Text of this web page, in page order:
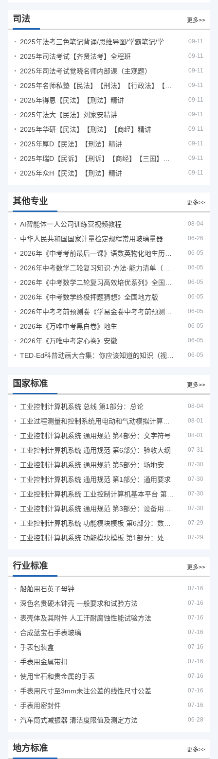
司法 更多>>
09-11
2025年司法考试【齐贤法考】全程班 09-11
2025年司法考试觉晓名师内部课（主观题） 09-11
09-11
2025年得恩【民法】【刑法】精讲 09-11
2025年法大【民法】刘家安精讲 09-11
2025年华研【民法】【刑法】【商经】精讲 09-11
2025年厚D【民法】【刑法】精讲 09-11
09-11
2025年众H【民法】【刑法】精讲 09-11
其他专业 更多>>
AI智能体一人公司训练营视频教程 08-04
中华人民共和国国家计量检定规程常用玻璃量器 06-26
06-05
06-05
06-05
2026年《中考数学终极押题猜想》全国地方版 06-05
06-05
2026年《万唯中考黑白卷》地生 06-05
2026年《万唯中考定心卷》安徽 06-05
06-05
国家标准 更多>>
工业控制计算机系统 总线 第1部分：总论 08-04
08-01
工业控制计算机系统 通用规范 第4部分：文字符号 08-01
工业控制计算机系统 通用规范 第6部分：验收大纲 07-31
07-30
工业控制计算机系统 通用规范 第1部分：通用要求 07-30
07-30
07-30
07-29
07-29
行业标准 更多>>
船舶用石英子母钟 07-16
深色名贵硬木钟壳 一般要求和试验方法 07-16
表壳体及其附件 人工汗耐腐蚀性能试验方法 07-16
合成蓝宝石手表玻璃 07-16
手表包装盒 07-16
手表用金属带扣 07-16
使用宝石和贵金属的手表 07-16
手表用尺寸至3mm未注公差的线性尺寸公差 07-16
手表用密封件 07-16
汽车筒式减振器 清洁度限值及测定方法 06-28
地方标准 更多>>